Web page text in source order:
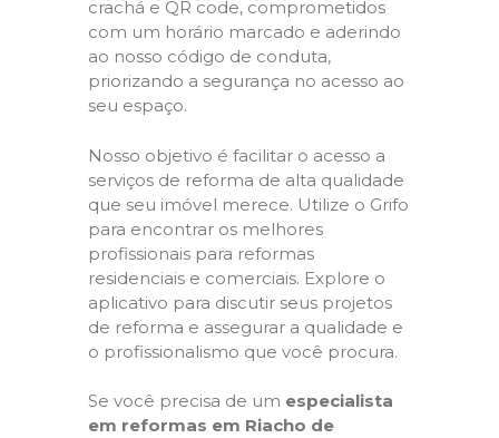
crachá e QR code, comprometidos
com um horário marcado e aderindo
ao nosso código de conduta,
priorizando a segurança no acesso ao
seu espaço.
Nosso objetivo é facilitar o acesso a
serviços de reforma de alta qualidade
que seu imóvel merece. Utilize o Grifo
para encontrar os melhores
profissionais para reformas
residenciais e comerciais. Explore o
aplicativo para discutir seus projetos
de reforma e assegurar a qualidade e
o profissionalismo que você procura.
Se você precisa de um especialista
em reformas em Riacho de